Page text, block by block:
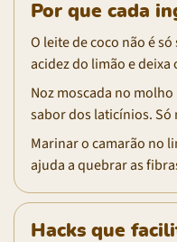
Por que cada
O leite de coco não é
acidez do limão e deixa
Noz moscada no
sabor dos laticínios. Só
Marinar o camarão no
ajuda a quebrar as
Hacks que